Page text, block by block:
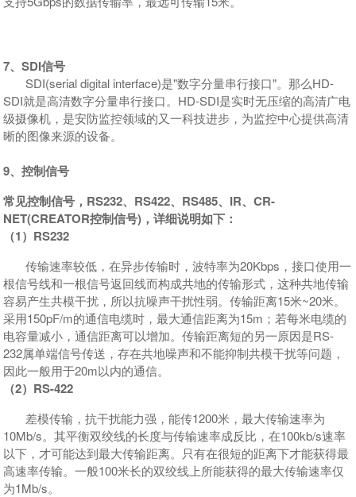
7、SDI信号
SDI(serial digital interface)是"数字分量串行接口"。那么HD-
SDI就是高清数字分量串行接口。HD-SDI是实时无压缩的高清广电
级摄像机，是安防监控领域的又一科技进步，为监控中心提供高清
晰的图像来源的设备。
9、控制信号
常见控制信号，RS232、RS422、RS485、IR、CR-
NET(CREATOR控制信号)，详细说明如下：
（1）RS232
传输速率较低，在异步传输时，波特率为20Kbps，接口使用一
根信号线和一根信号返回线而构成共地的传输形式，这种共地传输
容易产生共模干扰，所以抗噪声干扰性弱。传输距离15米~20米。
采用150pF/m的通信电缆时，最大通信距离为15m；若每米电缆的
电容量减小，通信距离可以增加。传输距离短的另一原因是RS-
232属单端信号传送，存在共地噪声和不能抑制共模干扰等问题，
因此一般用于20m以内的通信。
（2）RS-422
差模传输，抗干扰能力强，能传1200米，最大传输速率为
10Mb/s。其平衡双绞线的长度与传输速率成反比，在100kb/s速率
以下，才可能达到最大传输距离。只有在很短的距离下才能获得最
高速率传输。一般100米长的双绞线上所能获得的最大传输速率仅
为1Mb/s。